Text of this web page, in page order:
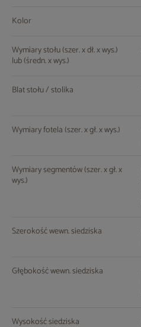
Kolor
Wymiary stołu (szer. x dł. x wys.)
lub (średn. x wys.)
Blat stołu / stolika
Wymiary fotela (szer. x gł. x wys.)
Wymiary segmentów (szer. x gł. x
wys.)
Szerokość wewn. siedziska
Głębokość wewn. siedziska
Wysokość siedziska